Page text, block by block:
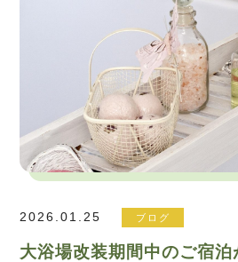
2026.01.25 ブログ
大浴場改装期間中のご宿泊